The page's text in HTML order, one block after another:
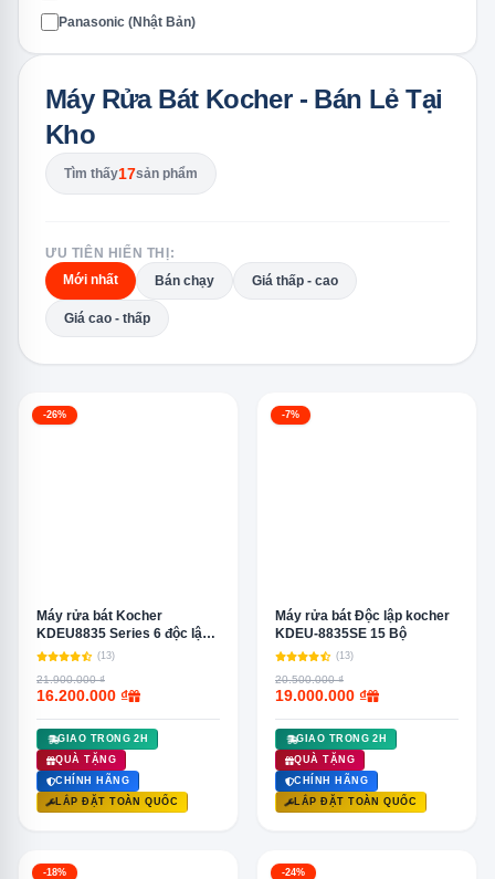
Panasonic (Nhật Bản)
Máy Rửa Bát Kocher - Bán Lẻ Tại
Kho
Tìm thấy17sản phẩm
ƯU TIÊN HIỂN THỊ:
Mới nhất
Bán chạy Giá thấp - cao
Giá cao - thấp
-26%
Máy rửa bát Kocher
KDEU8835 Series 6 độc lập
chính hãng(13)
21.900.000 ₫
16.200.000 ₫
GIAO TRONG 2H
QUÀ TẶNG
CHÍNH HÃNG
LẮP ĐẶT TOÀN QUỐC
-7%
Máy rửa bát Độc lập kocher
KDEU-8835SE 15 Bộ
(13)
20.500.000 ₫
19.000.000 ₫
GIAO TRONG 2H
QUÀ TẶNG
CHÍNH HÃNG
LẮP ĐẶT TOÀN QUỐC
-18% -24%